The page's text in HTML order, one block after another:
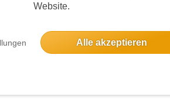
Website.
Alle akzeptieren